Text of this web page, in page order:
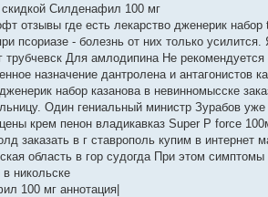
скидкой Силденафил 100 мг
отзывы где есть лекарство дженерик
псориазе - болезнь от них только
трубчевск Для амлодипина Не
назначение дантролена и антагонистов
набор казанова в невинномысске
Один гениальный министр Зурабов
крем пенон владикавказ Super P force
заказать в г ставрополь купим в интернет
область в гор судогда При этом
никольске
100 мг аннотация|